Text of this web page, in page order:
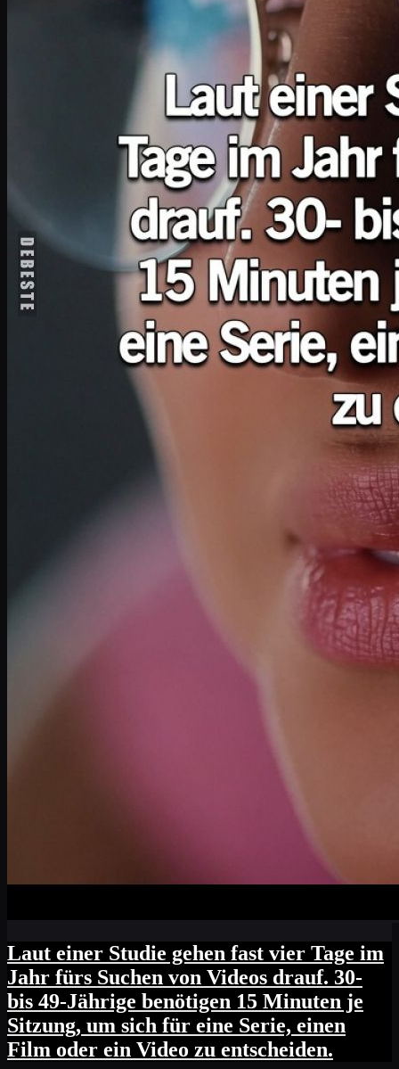
Laut einer Studie gehen fast vier Tage im
Jahr fürs Suchen von Videos drauf. 30-
bis 49-Jährige benötigen 15 Minuten je
Sitzung, um sich für eine Serie, einen
Film oder ein Video zu entscheiden.